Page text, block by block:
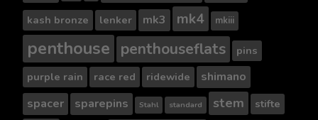
kash bronze lenker mk3 mk4 mkiii
penthouse penthouseflats
pins
purple rain
race red ridewide
shimano
spacer
sparepins Stahl standard stem stifte